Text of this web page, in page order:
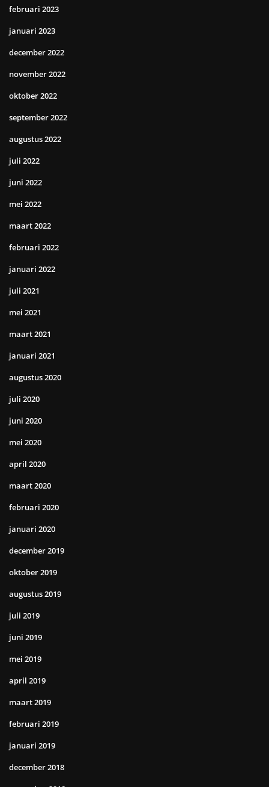
februari 2023
januari 2023
december 2022
november 2022
oktober 2022
september 2022
augustus 2022
juli 2022
juni 2022
mei 2022
maart 2022
februari 2022
januari 2022
juli 2021
mei 2021
maart 2021
januari 2021
augustus 2020
juli 2020
juni 2020
mei 2020
april 2020
maart 2020
februari 2020
januari 2020
december 2019
oktober 2019
augustus 2019
juli 2019
juni 2019
mei 2019
april 2019
maart 2019
februari 2019
januari 2019
december 2018